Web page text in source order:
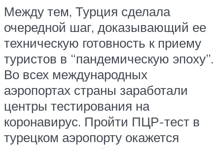
Между тем, Турция сделала
очередной шаг, доказывающий ее
техническую готовность к приему
туристов в “пандемическую эпоху”.
Во всех международных
аэропортах страны заработали
центры тестирования на
коронавирус. Пройти ПЦР-тест в
турецком аэропорту окажется